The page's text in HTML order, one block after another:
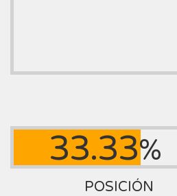
33.33%
POSICIÓN